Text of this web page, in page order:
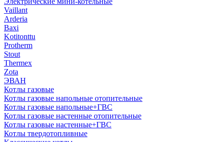
Vaillant
Arderia
Baxi
Kotitonttu
Protherm
Stout
Thermex
Zota
ЭВАН
Котлы газовые
Котлы газовые напольные отопительные
Котлы газовые напольные+ГВС
Котлы газовые настенные отопительные
Котлы газовые настенные+ГВС
Котлы твердотопливные